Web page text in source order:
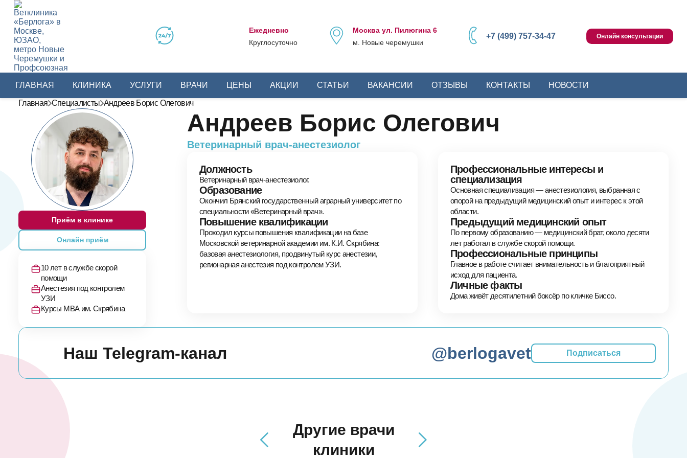
Ежедневно
Круглосуточно
Москва ул. Пилюгина 6
м. Новые черемушки
+7 (499) 757-34-47 Онлайн консультации
ГЛАВНАЯ КЛИНИКА УСЛУГИ ВРАЧИ ЦЕНЫ АКЦИИ СТАТЬИ ВАКАНСИИ ОТЗЫВЫ КОНТАКТЫ НОВОСТИ
Главная Специалисты Андреев Борис Олегович
Приём в клинике
Онлайн приём
10 лет в службе скорой
помощи
Анестезия под контролем
УЗИ
Курсы МВА им. Скрябина
Андреев Борис Олегович
Ветеринарный врач-анестезиолог
Должность
Ветеринарный врач-анестезиолог.
Образование
Окончил Брянский государственный аграрный университет по
специальности «Ветеринарный врач».
Повышение квалификации
Проходил курсы повышения квалификации на базе
Московской ветеринарной академии им. К.И. Скрябина:
базовая анестезиология, продвинутый курс анестезии,
регионарная анестезия под контролем УЗИ.
Профессиональные интересы и
специализация
Основная специализация — анестезиология, выбранная с
опорой на предыдущий медицинский опыт и интерес к этой
области.
Предыдущий медицинский опыт
По первому образованию — медицинский брат, около десяти
лет работал в службе скорой помощи.
Профессиональные принципы
Главное в работе считает внимательность и благоприятный
исход для пациента.
Личные факты
Дома живёт десятилетний боксёр по кличке Биссо.
Наш Telegram-канал @berlogavet Подписаться
Другие врачи
клиники